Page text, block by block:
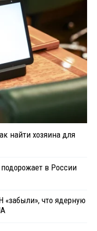
найти хозяина для
подорожает в России
что ядерную